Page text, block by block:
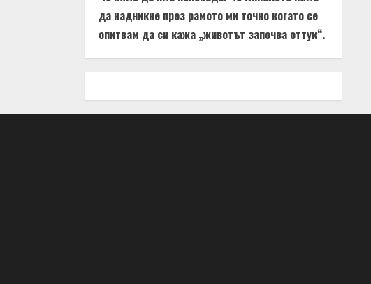
да надникне през рамото ми точно когато се
опитвам да си кажа „животът започва оттук“.